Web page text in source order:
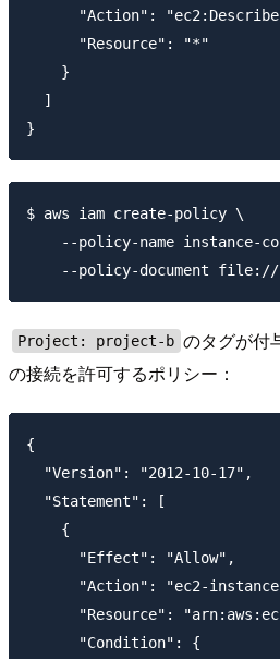
"Action":
      "Resource": "*"
    }
  ]
$ aws iam create-policy \
--policy-name instance-
Project: project-b のタグが付
の接続を許可するポリシー：
{
  "Version": "2012-10-17",
  "Statement": [
    {
      "Effect": "Allow",
"Action": "ec2-
"Resource":
      "Condition": {